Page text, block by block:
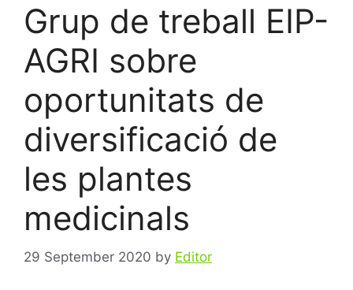
Grup de treball EIP-
AGRI sobre
oportunitats de
diversificació de
les plantes
medicinals
29 September 2020 by Editor